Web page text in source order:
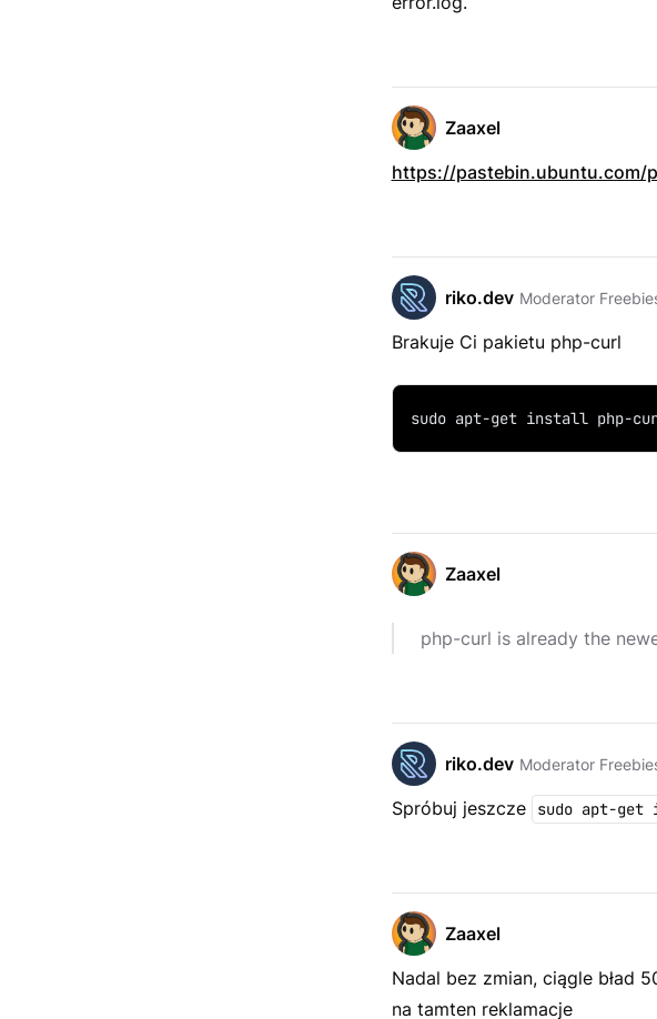
Zaaxel
https://pastebin.ubuntu.com/
riko.dev Moderator
Brakuje Ci pakietu php-curl
sudo apt-get install php-
Zaaxel
php-curl is already the
riko.dev Moderator
Spróbuj jeszcze sudo apt-
Zaaxel
Nadal bez zmian, ciągle bład
na tamten reklamacje